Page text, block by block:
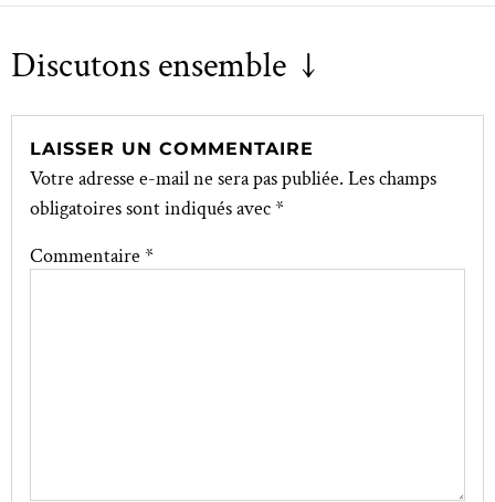
Discutons ensemble ↓
LAISSER UN COMMENTAIRE
Votre adresse e-mail ne sera pas publiée. Les champs
obligatoires sont indiqués avec*
Commentaire *